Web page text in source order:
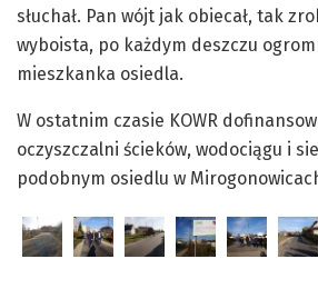
słuchał. Pan wójt jak obiecał, tak
wyboista, po każdym deszczu
mieszkanka osiedla.
W ostatnim czasie KOWR
oczyszczalni ścieków, wodociągu i
podobnym osiedlu w